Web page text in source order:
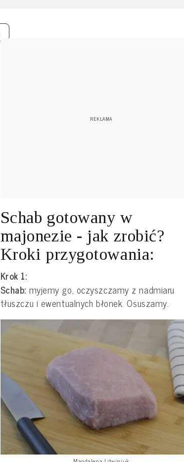
Schab gotowany w
majonezie - jak zrobić?
Kroki przygotowania:
Krok 1:
Schab: myjemy go, oczyszczamy z nadmiaru
tłuszczu i ewentualnych błonek. Osuszamy.